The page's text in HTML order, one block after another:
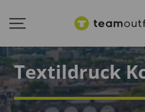
Textildruck